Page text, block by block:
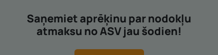
Saņemiet aprēķinu par nodokļu
atmaksu no ASV jau šodien!